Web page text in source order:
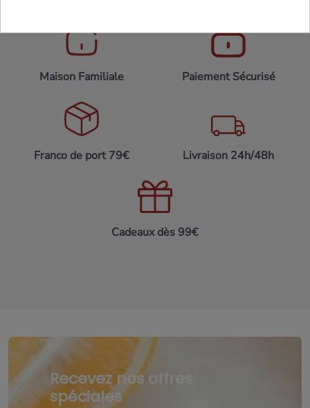
Maison Familiale Paiement Sécurisé
Franco de port 79€ Livraison 24h/48h
Cadeaux dès 99€
Recevez nos offres
spéciales